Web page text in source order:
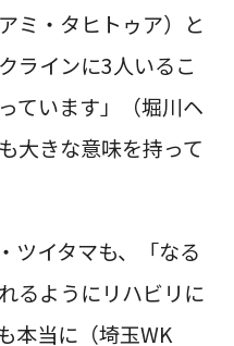
ミ・タヒトゥア）と
ラインに3人いるこ
ています」（堀川ヘ
大きな意味を持って
ツイタマも、「なる
るようにリハビリに
本当に（埼玉WK